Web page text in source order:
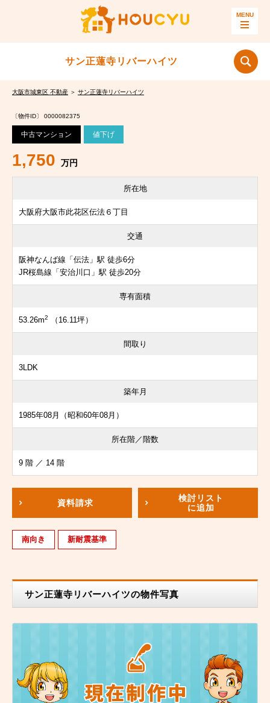
サン正蓮寺リバーハイツ
大阪市城東区 不動産 ＞ サン正蓮寺リバーハイツ
〔物件ID〕 0000082375
中古マンション 値下げ
1,750 万円
所在地
大阪府大阪市此花区伝法６丁目
交通
阪神なんば線「伝法」駅 徒歩6分
JR桜島線「安治川口」駅 徒歩20分
専有面積
53.26m2 （16.11坪）
間取り
3LDK
築年月
1985年08月（昭和60年08月）
所在階／階数
9 階 ／ 14 階
資料請求
検討リスト
に追加
南向き 新耐震基準
サン正蓮寺リバーハイツの物件写真